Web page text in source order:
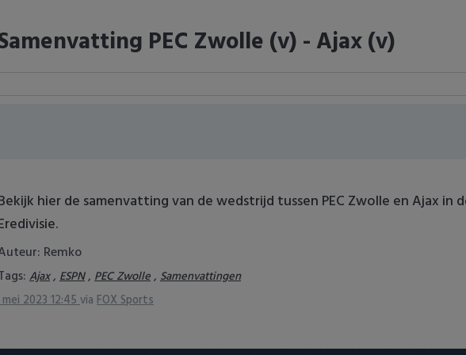
PEC Zwolle (v) - Ajax (v)
hier de samenvatting van de wedstrijd tussen PEC Zwolle en Ajax in
Remko
Ajax, ESPN, PEC Zwolle, Samenvattingen
2023 12:45via FOX Sports